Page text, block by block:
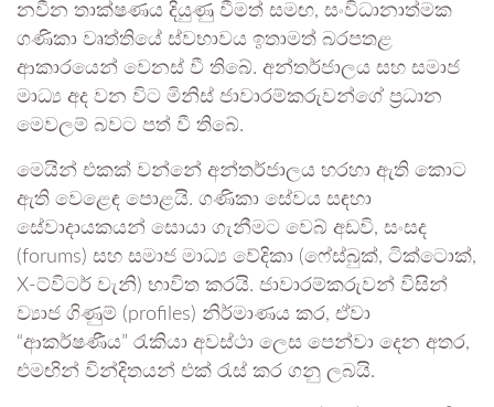
නවීන තාක්ෂණය දියුණු වීමත් සමඟ, සංවිධානාත්මක
ගණිකා වෘත්තියේ ස්වභාවය ඉතාමත් බරපතළ
ආකාරයෙන් වෙනස් වී තිබේ. අන්තර්ජාලය සහ සමාජ
මාධ්‍ය අද වන විට මිනිස් ජාවාරම්කරුවන්ගේ ප්‍රධාන
මෙවලම් බවට පත් වී තිබේ.
මෙයින් එකක් වන්නේ අන්තර්ජාලය හරහා ඇති කොට
ඇති වෙළෙඳ පොළයි. ගණිකා සේවය සඳහා
සේවාදායකයන් සොයා ගැනීමට වෙබ් අඩවි, සංසද
(forums) සහ සමාජ මාධ්‍ය වේදිකා (ෆේස්බුක්, ටික්ටොක්,
X-ට්විටර් වැනි) භාවිත කරයි. ජාවාරම්කරුවන් විසින්
ව්‍යාජ ගිණුම් (profiles) නිර්මාණය කර, ඒවා
“ආකර්ෂණීය” රැකියා අවස්ථා ලෙස පෙන්වා දෙන අතර,
එමඟින් වින්දිතයන් එක් රැස් කර ගනු ලබයි.